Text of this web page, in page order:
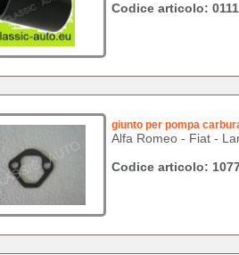
Codice articolo:
giunto per pompa
Alfa Romeo - Fiat -
Codice articolo: